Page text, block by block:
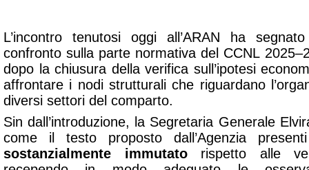
L’incontro tenutosi oggi all’ARAN ha
confronto sulla parte normativa del CCNL
dopo la chiusura della verifica sull’ipotesi
affrontare i nodi strutturali che riguardano
diversi settori del comparto.
Sin dall’introduzione, la Segretaria Generale
come il testo proposto dall’Agenzia
sostanzialmente immutatorispetto alle